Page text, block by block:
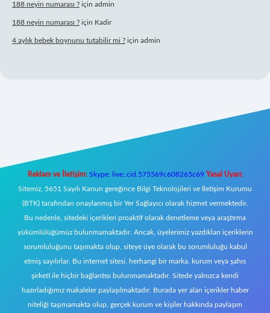
188 neyin numarası ? için admin
188 neyin numarası ? için Kadir
4 aylık bebek boynunu tutabilir mi ? için admin
Reklam ve İletişim: Skype: live:.cid.575569c608265c69 Yasal Uyarı:
Sitemiz, 5651 Sayılı Kanun gereğince Bilgi Teknolojileri ve İletişim Kurumu
(BTK) tarafından onaylanmış bir Yer Sağlayıcı olarak hizmet vermektedir.
Bu nedenle, sitedeki içerikleri proaktif olarak denetleme veya araştırma
yükümlülüğümüz bulunmamaktadır. Ancak, üyelerimiz yazdıkları içeriklerin
sorumluluğunu taşımakta olup, siteye üye olarak bu sorumluluğu kabul
etmiş sayılırlar. Bu internet sitesi, herhangi bir marka, kurum veya şahıs
şirketi ile hiçbir bağlantısı bulunmamaktadır. Sitede yalnızca kendi
hazırladığımız makaleler paylaşılmaktadır. Burada yer alan içerikler haber
niteliği taşımamakta olup, gerçek kurum ve kişiler hakkında paylaşım